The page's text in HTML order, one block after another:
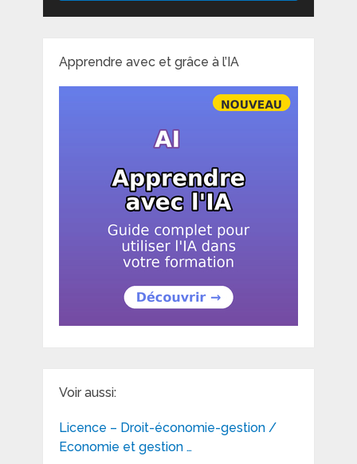
Apprendre avec et grâce à l’IA
Voir aussi:
Licence – Droit-économie-gestion /
Economie et gestion …